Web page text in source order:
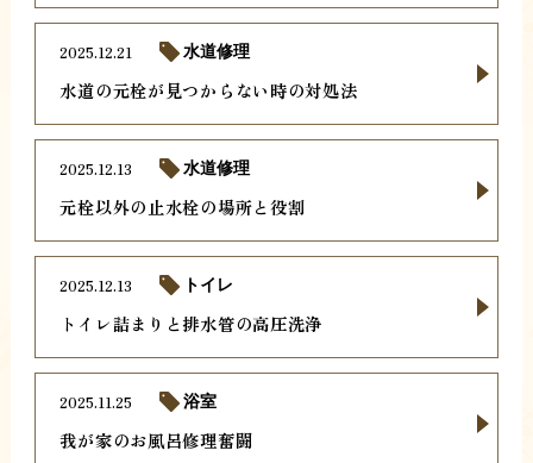
水道の元栓が見つからない時の対処法
2025.12.21 水道修理
元栓以外の止水栓の場所と役割
2025.12.13 水道修理
トイレ詰まりと排水管の高圧洗浄
2025.12.13 トイレ
我が家のお風呂修理奮闘
2025.11.25 浴室